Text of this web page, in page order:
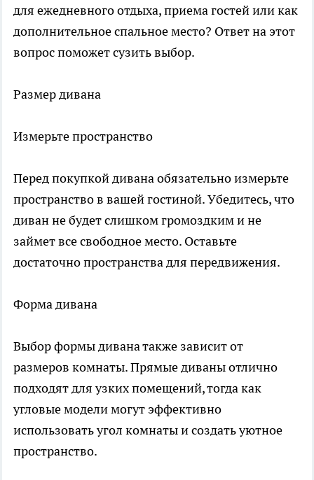
для ежедневного отдыха, приема гостей или как
дополнительное спальное место? Ответ на этот
вопрос поможет сузить выбор.
Размер дивана
Измерьте пространство
Перед покупкой дивана обязательно измерьте
пространство в вашей гостиной. Убедитесь, что
диван не будет слишком громоздким и не
займет все свободное место. Оставьте
достаточно пространства для передвижения.
Форма дивана
Выбор формы дивана также зависит от
размеров комнаты. Прямые диваны отлично
подходят для узких помещений, тогда как
угловые модели могут эффективно
использовать угол комнаты и создать уютное
пространство.